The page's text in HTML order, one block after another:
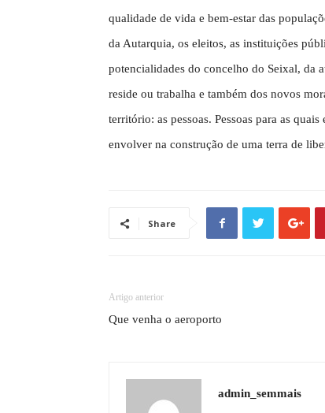
qualidade de vida e bem-estar das
da Autarquia, os eleitos, as instituições
potencialidades do concelho do Seixal, da
reside ou trabalha e também dos novos
território: as pessoas. Pessoas para as
envolver na construção de uma terra de
Share
Artigo anterior
Que venha o aeroporto
admin_semmais